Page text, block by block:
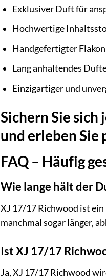
Exklusiver Duft für
Hochwertige
Handgefertigter
Lang anhaltendes
Einzigartiger und
Sichern Sie sich
und erleben Sie
FAQ – Häufig
Wie lange hält der
XJ 17/17 Richwood ist ein
manchmal sogar länger,
Ist XJ 17/17
Ja, XJ 17/17 Richwood